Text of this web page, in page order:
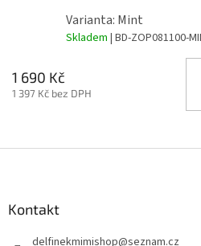
Varianta: Mint
Skladem | BD-ZOP081100-
1 690 Kč
1 397 Kč bez DPH
Kontakt
delfinekmimishop@seznam.cz